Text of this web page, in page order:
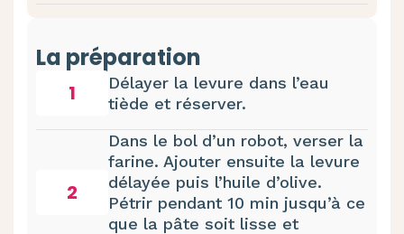
La préparation
1
Délayer la levure dans l’eau
tiède et réserver.
2
Dans le bol d’un robot, verser la
farine. Ajouter ensuite la levure
délayée puis l’huile d’olive.
Pétrir pendant 10 min jusqu’à ce
que la pâte soit lisse et